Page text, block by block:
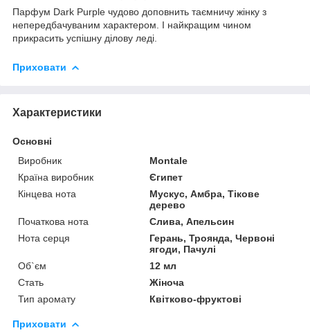
Парфум Dark Purple чудово доповнить таємничу жінку з
непередбачуваним характером. І найкращим чином
прикрасить успішну ділову леді.
Приховати
Характеристики
Основні
Виробник
Montale
Країна виробник
Єгипет
Кінцева нота
Мускус, Амбра, Тікове
дерево
Початкова нота
Слива, Апельсин
Нота серця
Герань, Троянда, Червоні
ягоди, Пачулі
Об`єм
12 мл
Стать
Жіноча
Тип аромату
Квітково-фруктові
Приховати